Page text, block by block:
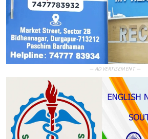
— ADVERTISEMENT —